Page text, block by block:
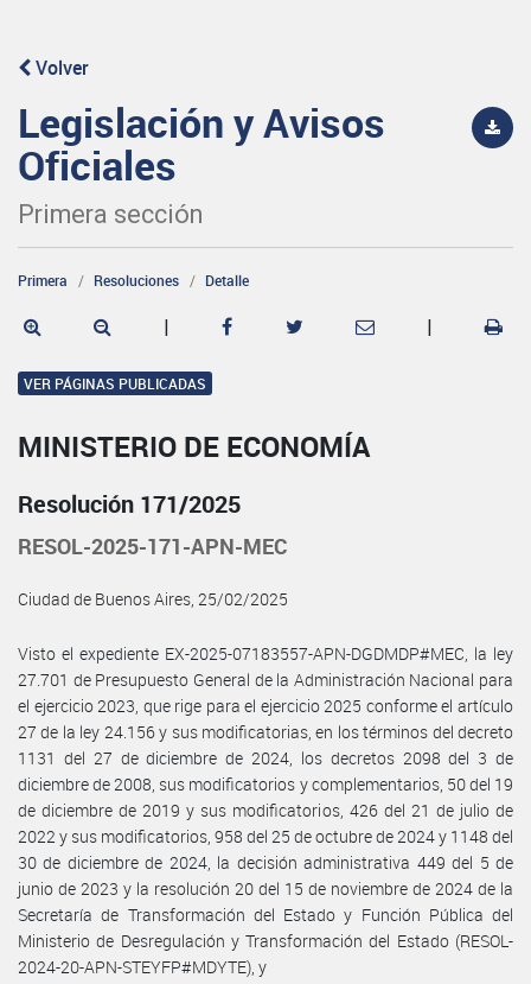
Volver
Legislación y Avisos
Oficiales
Primera sección
Primera Resoluciones Detalle
| |
VER PÁGINAS PUBLICADAS
MINISTERIO DE ECONOMÍA
Resolución 171/2025
RESOL-2025-171-APN-MEC
Ciudad de Buenos Aires, 25/02/2025
Visto el expediente EX-2025-07183557-APN-DGDMDP#MEC, la ley
27.701 de Presupuesto General de la Administración Nacional para
el ejercicio 2023, que rige para el ejercicio 2025 conforme el artículo
27 de la ley 24.156 y sus modificatorias, en los términos del decreto
1131 del 27 de diciembre de 2024, los decretos 2098 del 3 de
diciembre de 2008, sus modificatorios y complementarios, 50 del 19
de diciembre de 2019 y sus modificatorios, 426 del 21 de julio de
2022 y sus modificatorios, 958 del 25 de octubre de 2024 y 1148 del
30 de diciembre de 2024, la decisión administrativa 449 del 5 de
junio de 2023 y la resolución 20 del 15 de noviembre de 2024 de la
Secretaría de Transformación del Estado y Función Pública del
Ministerio de Desregulación y Transformación del Estado (RESOL-
2024-20-APN-STEYFP#MDYTE), y